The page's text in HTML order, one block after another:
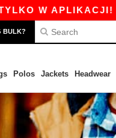
W APLIKACJI!|
BULK?
Polos Jackets Headwear